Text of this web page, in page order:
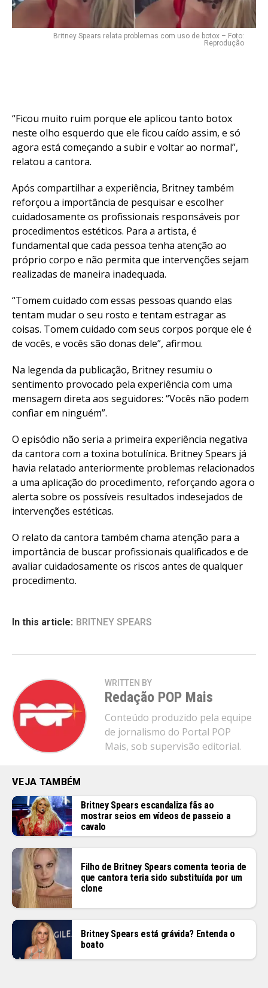
Britney Spears relata problemas com uso de botox – Foto:
Reprodução
“Ficou muito ruim porque ele aplicou tanto botox
neste olho esquerdo que ele ficou caído assim, e só
agora está começando a subir e voltar ao normal”,
relatou a cantora.
Após compartilhar a experiência, Britney também
reforçou a importância de pesquisar e escolher
cuidadosamente os profissionais responsáveis por
procedimentos estéticos. Para a artista, é
fundamental que cada pessoa tenha atenção ao
próprio corpo e não permita que intervenções sejam
realizadas de maneira inadequada.
“Tomem cuidado com essas pessoas quando elas
tentam mudar o seu rosto e tentam estragar as
coisas. Tomem cuidado com seus corpos porque ele é
de vocês, e vocês são donas dele”, afirmou.
Na legenda da publicação, Britney resumiu o
sentimento provocado pela experiência com uma
mensagem direta aos seguidores: “Vocês não podem
confiar em ninguém”.
O episódio não seria a primeira experiência negativa
da cantora com a toxina botulínica. Britney Spears já
havia relatado anteriormente problemas relacionados
a uma aplicação do procedimento, reforçando agora o
alerta sobre os possíveis resultados indesejados de
intervenções estéticas.
O relato da cantora também chama atenção para a
importância de buscar profissionais qualificados e de
avaliar cuidadosamente os riscos antes de qualquer
procedimento.
In this article: BRITNEY SPEARS
WRITTEN BY
Redação POP Mais
Conteúdo produzido pela equipe
de jornalismo do Portal POP
Mais, sob supervisão editorial.
VEJA TAMBÉM
Britney Spears escandaliza fãs ao
mostrar seios em vídeos de passeio a
cavalo
Filho de Britney Spears comenta teoria de
que cantora teria sido substituída por um
clone
Britney Spears está grávida? Entenda o
boato